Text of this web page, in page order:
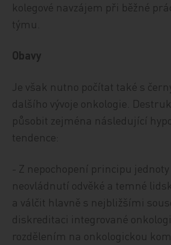
kolegové navzájem při běžné
týmu.
Obavy
Je však nutno počítat také s
dalšího vývoje onkologie.
působit zejména následující
tendence:
- Z nepochopení principu jednoty
neovládnutí odvěké a temné
a válčit hlavně s nejbližšími
diskreditaci integrované
rozdělením na onkologickou